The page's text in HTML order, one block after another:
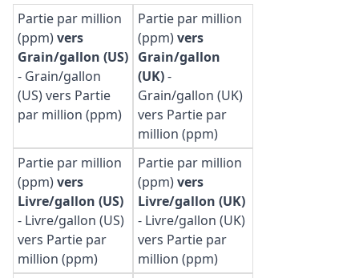
Partie par million
(ppm)vers
Grain/gallon (US)
- Grain/gallon
(US) vers Partie
par million (ppm)
Partie par million
(ppm)vers
Grain/gallon
(UK)-
Grain/gallon (UK)
vers Partie par
million (ppm)
Partie par million
(ppm)vers
Livre/gallon (US)
- Livre/gallon (US)
vers Partie par
million (ppm)
Partie par million
(ppm)vers
Livre/gallon (UK)
- Livre/gallon (UK)
vers Partie par
million (ppm)